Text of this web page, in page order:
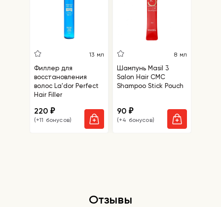
13 мл
Филлер для
восстановления
волос La'dor Perfect
Hair Filler
220 ₽
(+11 бонусов)
8 мл
Шампунь Masil 3
Salon Hair CMC
Shampoo Stick Pouch
90 ₽
(+4 бонусов)
Отзывы